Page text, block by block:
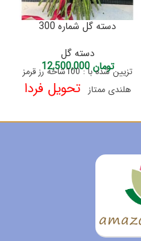
دسته گل شماره 300
دسته گل
تومان12,500,000
تزیین شده با : 100شاخه رز قرمز
هلندی ممتازتحویل فردا